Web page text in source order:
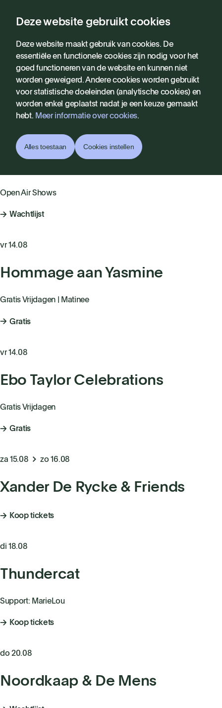
Deze website gebruikt cookies
Deze website maakt gebruik van cookies. De
essentiële en functionele cookies zijn nodig voor het
goed functioneren van de website en kunnen niet
worden geweigerd. Andere cookies worden gebruikt
voor statistische doeleinden (analytische cookies) en
worden enkel geplaatst nadat je een keuze gemaakt
hebt. Meer informatie over cookies.
Alles toestaan Cookies instellen
Programma
Filter
Gratis Vrijdagen
Augustus 2026
wo 12.08 do 13.08
Open Air Shows
Wachtlijst
vr 14.08
Hommage aan Yasmine
Gratis Vrijdagen | Matinee
Gratis
vr 14.08
Ebo Taylor Celebrations
Gratis Vrijdagen
Gratis
za 15.08 zo 16.08
Xander De Rycke & Friends
Koop tickets
di 18.08
Thundercat
Support: MarieLou
Koop tickets
do 20.08
Noordkaap & De Mens